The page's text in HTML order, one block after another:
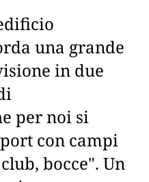
una grande
in due
per noi si
con campi
bocce". Un